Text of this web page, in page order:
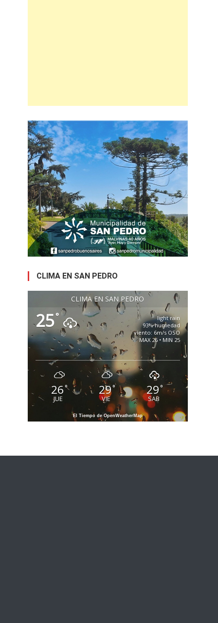
CLIMA EN SAN PEDRO
CLIMA EN SAN PEDRO
25°
light rain
93% humedad
viento: 6m/s OSO
MAX 26 • MIN 25
26°
JUE
29°
VIE
29°
SAB
El Tiempo de OpenWeatherMap